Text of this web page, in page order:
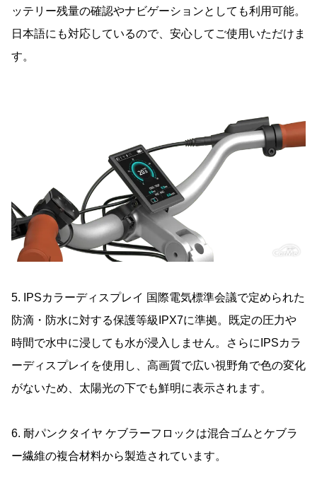
ッテリー残量の確認やナビゲーションとしても利用可能。
日本語にも対応しているので、安心してご使用いただけま
す。
5. IPSカラーディスプレイ 国際電気標準会議で定められた
防滴・防水に対する保護等級IPX7に準拠。既定の圧力や
時間で水中に浸しても水が浸入しません。さらにIPSカラ
ーディスプレイを使用し、高画質で広い視野角で色の変化
がないため、太陽光の下でも鮮明に表示されます。
6. 耐パンクタイヤ ケブラーフロックは混合ゴムとケブラ
ー繊維の複合材料から製造されています。